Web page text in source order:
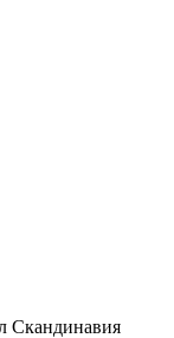
Скандинавия